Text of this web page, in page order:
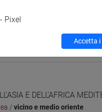
E DELL'AFRICA
/ vicino e medio oriente
Pixel
Accetta i